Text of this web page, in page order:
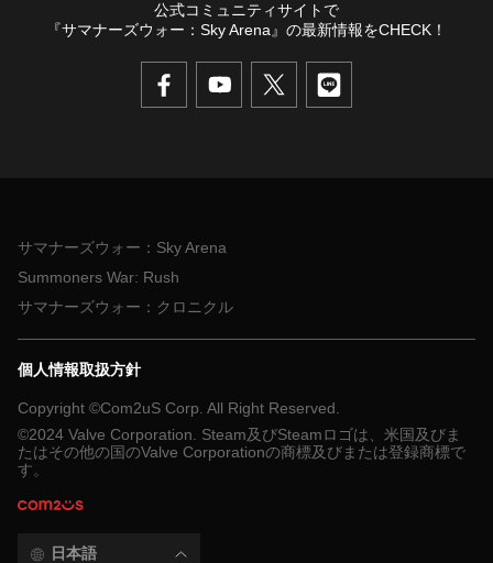
公式コミュニティサイトで
『サマナーズウォー：Sky Arena』の最新情報をCHECK！
サマナーズウォー：Sky Arena
Summoners War: Rush
サマナーズウォー：クロニクル
個人情報取扱方針
Copyright ©Com2uS Corp. All Right Reserved.
©2024 Valve Corporation. Steam及びSteamロゴは、米国及びま
たはその他の国のValve Corporationの商標及びまたは登録商標で
す。
日本語